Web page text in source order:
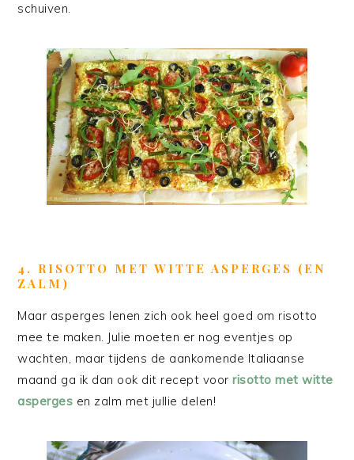
schuiven.
4. RISOTTO MET WITTE ASPERGES (EN
ZALM)
Maar asperges lenen zich ook heel goed om risotto
mee te maken. Julie moeten er nog eventjes op
wachten, maar tijdens de aankomende Italiaanse
maand ga ik dan ook dit recept voorrisotto met witte
asperges en zalm met jullie delen!